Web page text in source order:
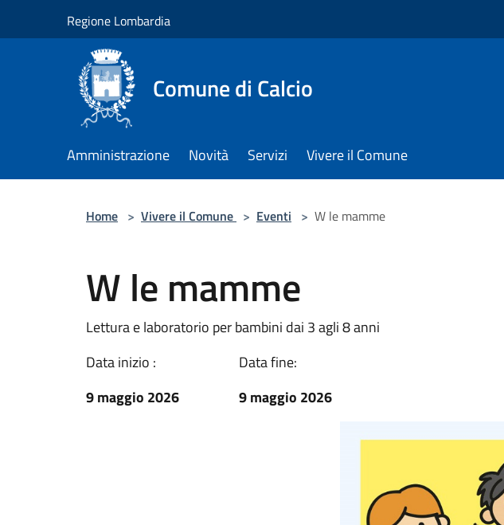
Regione Lombardia
Comune di Calcio
Amministrazione Novità Servizi Vivere il Comune
Home > Vivere il Comune > Eventi > W le mamme
W le mamme
Lettura e laboratorio per bambini dai 3 agli 8 anni
Data inizio :
9 maggio 2026
Data fine:
9 maggio 2026